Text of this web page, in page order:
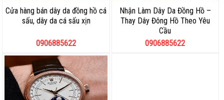
Cửa hàng bán dây da đồng hồ cá
sấu, dây da cá sấu xịn
0906885622
Nhận Làm Dây Da Đồng Hồ –
Thay Dây Đông Hồ Theo Yêu
Cầu
0906885622